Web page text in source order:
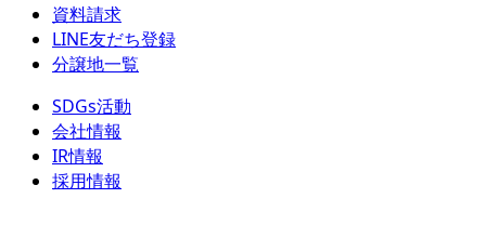
資料請求
LINE友だち登録
分譲地一覧
SDGs活動
会社情報
IR情報
採用情報